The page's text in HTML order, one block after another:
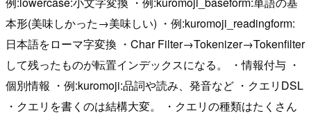
本形(美味しかった→美味しい) ・例:kuromoji_readingform:
日本語をローマ字変換 ・Char Filter→Tokenizer→Tokenfilter
して残ったものが転置インデックスになる。 ・情報付与 ・
個別情報 ・例:kuromoji:品詞や読み、発音など ・クエリDSL
・クエリを書くのは結構大変。 ・クエリの種類はたくさん